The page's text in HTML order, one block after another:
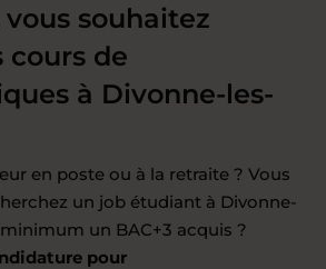
vous souhaitez
cours de
à Divonne-les-
en poste ou à la retraite ? Vous
un job étudiant à Divonne-
un BAC+3 acquis ?
pour